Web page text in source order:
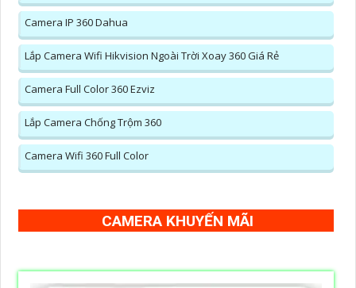
Camera IP 360 Dahua
Lắp Camera Wifi Hikvision Ngoài Trời Xoay 360 Giá Rẻ
Camera Full Color 360 Ezviz
Lắp Camera Chống Trộm 360
Camera Wifi 360 Full Color
CAMERA KHUYẾN MÃI